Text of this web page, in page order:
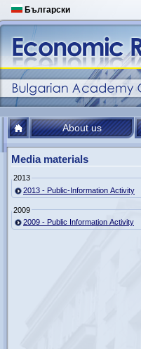
Български
About us
Media materials
2013
2013 - Public-Information Activity
2009
2009 - Public Information Activity